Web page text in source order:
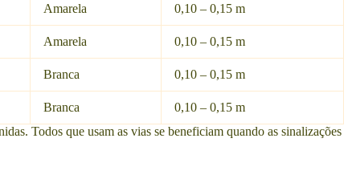
Amarela 0,10 – 0,15 m
Amarela 0,10 – 0,15 m
Branca 0,10 – 0,15 m
Branca
0,10 – 0,15 m
Todos que usam as vias se beneficiam quando as sinalizações